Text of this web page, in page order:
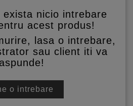
exista nicio intrebare
acest produs!
lasa o intrebare,
sau client iti va
o intrebare